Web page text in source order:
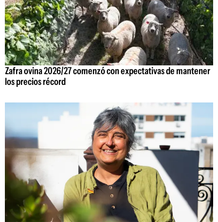
Zafra ovina 2026/27 comenzó con expectativas de mantener
los precios récord